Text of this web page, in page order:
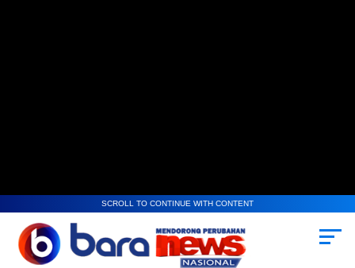
SCROLL TO CONTINUE WITH CONTENT